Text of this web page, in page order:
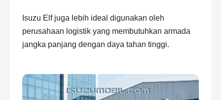
Isuzu Elf juga lebih ideal digunakan oleh
perusahaan logistik yang membutuhkan armada
jangka panjang dengan daya tahan tinggi.